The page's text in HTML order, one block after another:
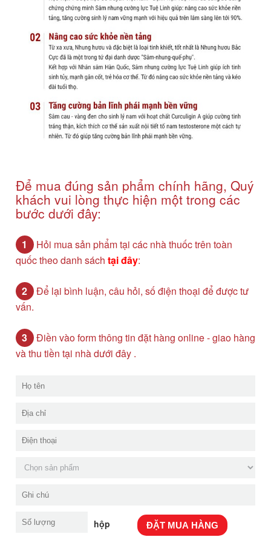
Để mua đúng sản phẩm chính hãng, Quý
khách vui lòng thực hiện một trong các
bước dưới đây:
1 Hỏi mua sản phẩm tại các nhà thuốc trên toàn
quốc theo danh sách tại đây:
2 Để lại bình luận, câu hỏi, số điện thoại để được tư
vấn.
3 Điền vào form thông tin đặt hàng online - giao hàng
và thu tiền tại nhà dưới đây .
hộp ĐẶT MUA HÀNG